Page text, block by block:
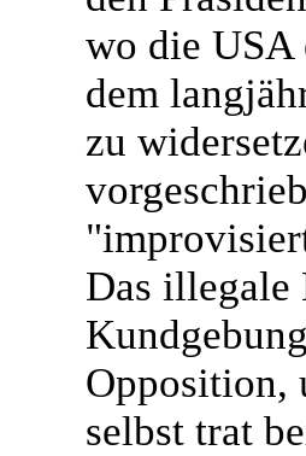
wo die USA
dem
zu
Das illegale
Opposition,
selbst trat